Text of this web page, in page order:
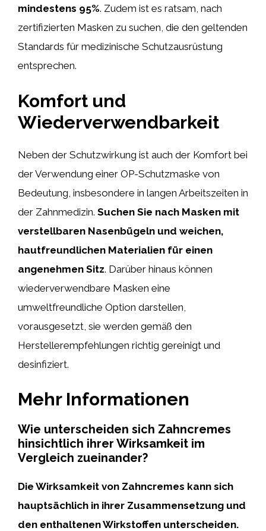
mindestens 95%. Zudem ist es ratsam, nach
zertifizierten Masken zu suchen, die den geltenden
Standards für medizinische Schutzausrüstung
entsprechen.
Komfort und
Wiederverwendbarkeit
Neben der Schutzwirkung ist auch der Komfort bei
der Verwendung einer OP-Schutzmaske von
Bedeutung, insbesondere in langen Arbeitszeiten in
der Zahnmedizin. Suchen Sie nach Masken mit
verstellbaren Nasenbügeln und weichen,
hautfreundlichen Materialien für einen
angenehmen Sitz. Darüber hinaus können
wiederverwendbare Masken eine
umweltfreundliche Option darstellen,
vorausgesetzt, sie werden gemäß den
Herstellerempfehlungen richtig gereinigt und
desinfiziert.
Mehr Informationen
Wie unterscheiden sich Zahncremes
hinsichtlich ihrer Wirksamkeit im
Vergleich zueinander?
Die Wirksamkeit von Zahncremes kann sich
hauptsächlich in ihrer Zusammensetzung und
den enthaltenen Wirkstoffen unterscheiden.